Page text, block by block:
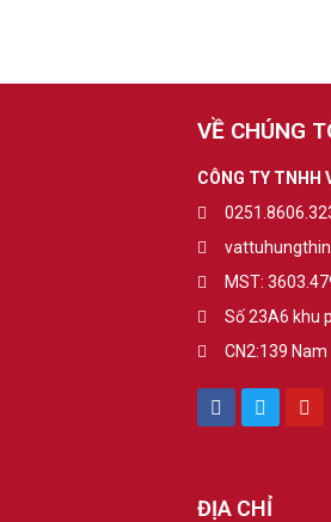
VỀ CHÚNG
CÔNG TY TNHH
MST:
Số 23A6 khu
CN2:139
ĐỊA CHỈ